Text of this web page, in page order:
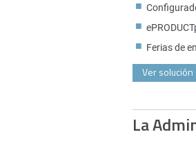
Ferias de
Ver solución
La